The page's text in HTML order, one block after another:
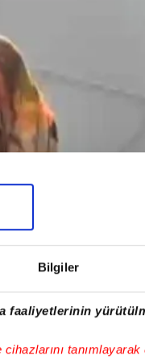
Bilgiler
faaliyetlerinin
tanımlayarak